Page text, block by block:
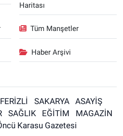
Haritası
Tüm Manşetler
Haber Arşivi
FERİZLİ SAKARYA
ASAYİŞ
SAĞLIK EĞİTİM
MAGAZİN
Karasu Gazetesi